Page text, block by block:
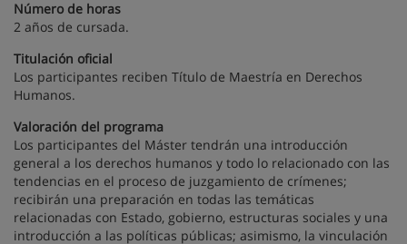
Número de horas
2 años de cursada.
Titulación oficial
Los participantes reciben Título de Maestría en Derechos
Humanos.
Valoración del programa
Los participantes del Máster tendrán una introducción
general a los derechos humanos y todo lo relacionado con las
tendencias en el proceso de juzgamiento de crímenes;
recibirán una preparación en todas las temáticas
relacionadas con Estado, gobierno, estructuras sociales y una
introducción a las políticas públicas; asimismo, la vinculación